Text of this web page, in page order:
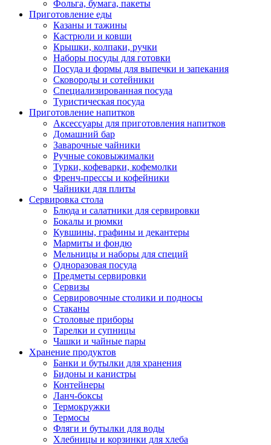
Фольга, бумага, пакеты
Приготовление еды
Казаны и тажины
Кастрюли и ковши
Крышки, колпаки, ручки
Наборы посуды для готовки
Посуда и формы для выпечки и запекания
Сковороды и сотейники
Специализированная посуда
Туристическая посуда
Приготовление напитков
Аксессуары для приготовления напитков
Домашний бар
Заварочные чайники
Ручные соковыжималки
Турки, кофеварки, кофемолки
Френч-прессы и кофейники
Чайники для плиты
Сервировка стола
Блюда и салатники для сервировки
Бокалы и рюмки
Кувшины, графины и декантеры
Мармиты и фондю
Мельницы и наборы для специй
Одноразовая посуда
Предметы сервировки
Сервизы
Сервировочные столики и подносы
Стаканы
Столовые приборы
Тарелки и супницы
Чашки и чайные пары
Хранение продуктов
Банки и бутылки для хранения
Бидоны и канистры
Контейнеры
Ланч-боксы
Термокружки
Термосы
Фляги и бутылки для воды
Хлебницы и корзинки для хлеба